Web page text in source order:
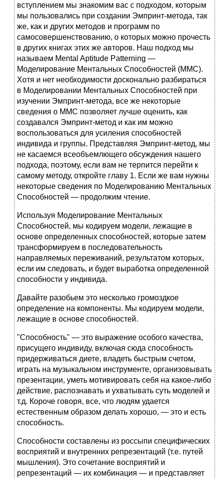
вступлением мы знакомим вас с подходом, которым
мы пользовались при создании Эмпринт-метода, так
же, как и других методов и программ по
самосовершенствованию, о которых можно прочесть
в других книгах этих же авторов. Наш подход мы
называем Mental Aptitude Patterning —
Моделирование Ментальных Способностей (ММС).
Хотя и нет необходимости досконально разбираться
в Моделировании Ментальных Способностей при
изучении Эмпринт-метода, все же некоторые
сведения о ММС позволяет лучше оценить, как
создавался Эмпринт-метод и как им можно
воспользоваться для усиления способностей
индивида и группы. Представляя Эмпринт-метод, мы
не касаемся всеобъемлющего обсуждения нашего
подхода, поэтому, если вам не терпится перейти к
самому методу, откройте главу 1. Если же вам нужны
некоторые сведения по Моделированию Ментальных
Способностей — продолжим чтение.
Используя Моделирование Ментальных
Способностей, мы кодируем модели, лежащие в
основе определенных способностей, которые затем
трансформируем в последовательность
направляемых переживаний, результатом которых,
если им следовать, и будет выработка определенной
способности у индивида.
Давайте разобьем это несколько громоздкое
определение на компоненты. Мы кодируем модели,
лежащие в основе способностей.
"Способность" — это выражение особого качества,
присущего индивиду, включая сюда способность
придерживаться диете, владеть быстрым счетом,
играть на музыкальном инструменте, организовывать
презентации, уметь мотивировать себя на какое-либо
действие, распознавать и ухватывать суть моделей и
т.д. Короче говоря, все, что людям удается
естественным образом делать хорошо, — это и есть
способность.
Способности составлены из россыпи специфических
восприятий и внутренних репрезентаций (т.е. путей
мышления). Это сочетание восприятий и
репрезентаций — их комбинация — и представляет